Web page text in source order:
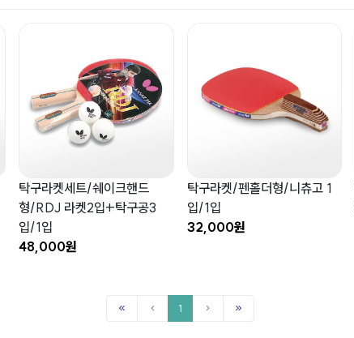
탁구라켓세트/쉐이크핸드
형/RDJ 라켓2입+탁구공3
입/1입
48,000원
탁구라켓/펜홀더형/니츄고 1
입/1입
32,000원
1